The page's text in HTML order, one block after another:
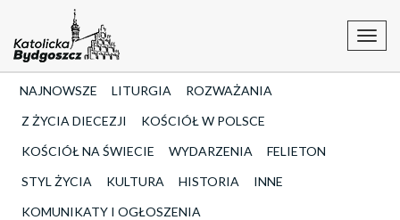
NAJNOWSZE LITURGIA
ROZWAŻANIA
Z ŻYCIA DIECEZJI
KOŚCIÓŁ W POLSCE
KOŚCIÓŁ NA ŚWIECIE
WYDARZENIA
FELIETON
STYL ŻYCIA
KULTURA HISTORIA
INNE
KOMUNIKATY I OGŁOSZENIA